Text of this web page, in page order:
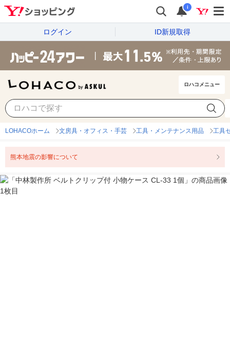
i
ログイン ID新規取得
ロハコメニュー
LOHACOホーム 文房具・オフィス・手芸 工具・メンテナンス用品 工具
熊本地震の影響について